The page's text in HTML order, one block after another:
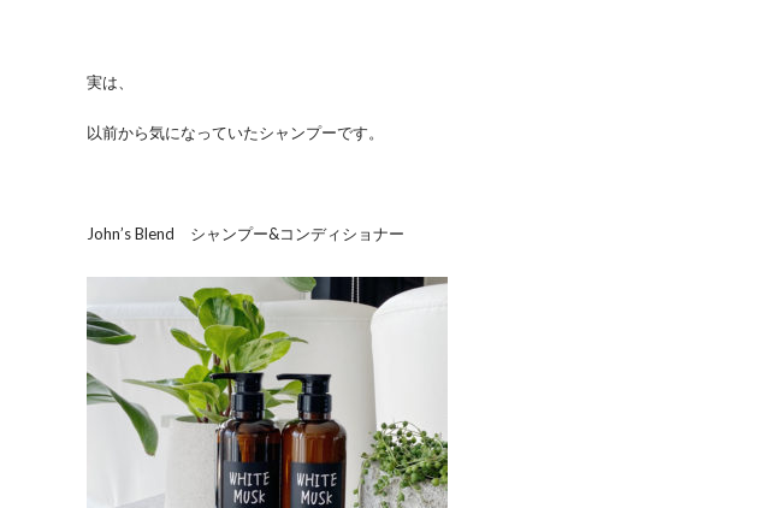
実は、
以前から気になっていたシャンプーです。
John’s Blend シャンプー&コンディショナー